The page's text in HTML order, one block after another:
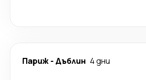
Париж- Дъблин 4 дни